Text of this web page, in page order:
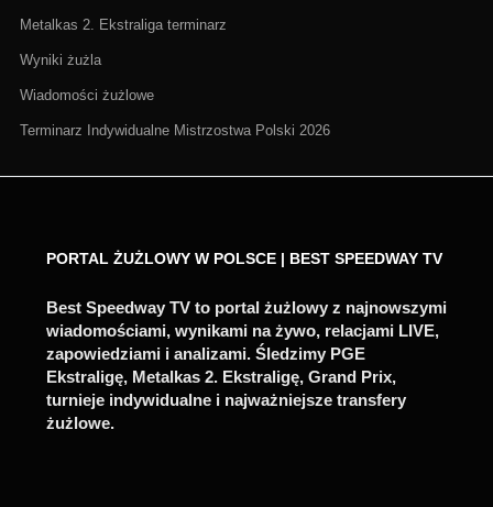
Metalkas 2. Ekstraliga terminarz
Wyniki żużla
Wiadomości żużlowe
Terminarz Indywidualne Mistrzostwa Polski 2026
PORTAL ŻUŻLOWY W POLSCE | BEST SPEEDWAY TV
Best Speedway TV to portal żużlowy z najnowszymi
wiadomościami, wynikami na żywo, relacjami LIVE,
zapowiedziami i analizami. Śledzimy PGE
Ekstraligę, Metalkas 2. Ekstraligę, Grand Prix,
turnieje indywidualne i najważniejsze transfery
żużlowe.